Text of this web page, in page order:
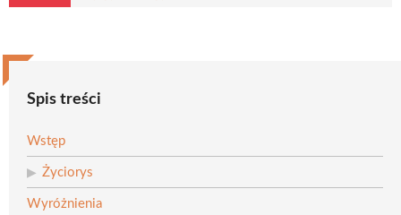
Spis treści
Wstęp
Życiorys
Wyróżnienia